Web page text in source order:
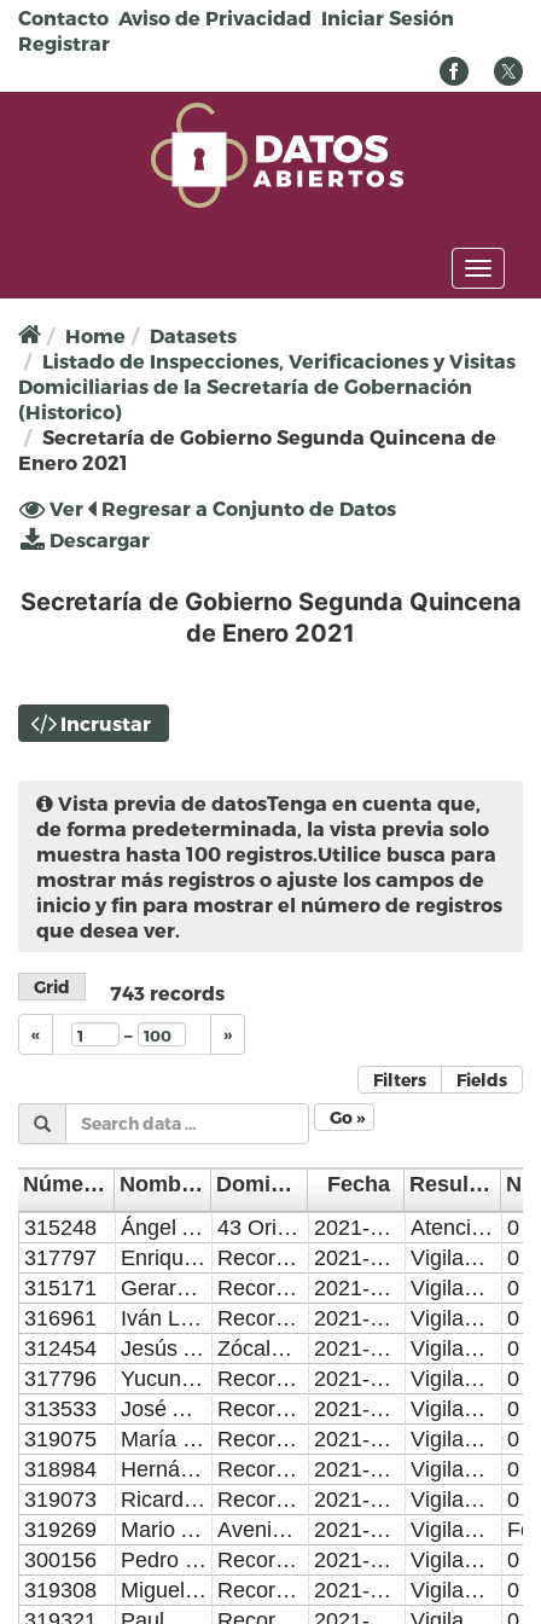
Pasar al contenido principal
Contacto Aviso de Privacidad Iniciar Sesión
Registrar
Toggle
Home
Datasets
Listado de Inspecciones, Verificaciones y Visitas
Domiciliarias de la Secretaría de Gobernación
(Historico)
Secretaría de Gobierno Segunda Quincena de
Enero 2021
Solapas principales
Ver (solapa
activa)
Regresar a Conjunto de Datos
Descargar
Secretaría de Gobierno Segunda Quincena
de Enero 2021
Incrustar
Vista previa de datosTenga en cuenta que,
de forma predeterminada, la vista previa solo
muestra hasta 100 registros.Utilice busca para
mostrar más registros o ajuste los campos de
inicio y fin para mostrar el número de registros
que desea ver.
Grid 743 records
« – »
Filters
Fields
Go »
Número de Control Nombre del Supervisor/Verificador Domicilio de la visita Fecha
Resultado de la Inspección, Verificación o Visita Domiciliaria
315248
Ángel Adán Baños Borja 43 Oriente y 19 Sur, Colonia Reserva Territorial Atlixcayotl; Calle 3 Norte entre Avenidas 2 y 4 Poniente, Colonia Centro; Privada 17 B Sur no. 4114 entre 41 y 43 Poniente, Colonia Reforma Agua Azul; 36 Poniente y 21 Sur, Colonia San Miguel Hueyotlipan; Calle Nicolás Bravo Oriente entre Avenida la Pedrera San Felipe Hueyotlipan; Calle 4 Sur y Boulevard Torres, Colonia Loma Bonita. 2021-01-16 Atención de Quejas: Citatorio y reporte de atención
0
317797
Enrique Filiberto Juárez Ángeles Recorrido en: Avenida 9 y 7 Poniente y Calle 16 de Septiembre; 5 y 7 Sur y Avenida 7 Poniente; 11 Sur-Norte, Avenida 7 y 10 Poniente 2021-01-16 Vigilamos y regulamos al comercio ambulante y evitando el crecimiento del mismo.
0
315171
Gerardo Alejandro Águila García Recorrido en: Avenida Reforma de calle 5 de Mayo a 11 Norte-Sur; Avenida 3 Poniente sobre calle 16 de Septiembre, Parque del Carmen 2021-01-16 Vigilamos y regulamos al comercio ambulante y evitando el crecimiento del mismo.
0
316961
Iván López Fernández Recorrido en: Avenida 9 y 7 Poniente y Calle 16 de Septiembre; 5 y 7 Sur y Avenida 7 Poniente; 11 Sur-Norte, Avenida 7 y 10 Poniente 2021-01-16 Vigilamos y regulamos al comercio ambulante y evitando el crecimiento del mismo.
0
312454
Jesús Alberto Reyes Esquivel Zócalo y Portales; 2 Sur de 3 a 5 Oriente, Palafox de 2 a 6 Sur, Callejón Lennon, La Compañía, Carolino, Callejón de Los Sapos; Reforma de 5 de Mayo a 11 Sur; Jardín del Carmen, 16 de Septiembre de la 17 oriente a 3 Oriente; 2 Norte de Palafox a 18 Oriente y laterales; 2 Oriente de Calle 5 de Mayo a 4 Norte, 4 Oriente de Calle 5 de Mayo a 4 Norte, 6 Oriente de Calle 5 de Mayo a 4 Norte; Entradas de: Clínica 1 (Calle 11 sur entre Av. 13 y 15 Poniente. Col. Centro) y Clínica 2 (Av. 7 y 9 Oriente sobre Blvd. Héroes del 5 de Mayo, Col. Centro); Mercado de Parían; Jardín de Analco y Puente de Ovando; De Reforma a 11 Poniente de 11 a 13 Sur. 2021-01-16 Vigilamos y regulamos al comercio ambulante y evitando el crecimiento del mismo.
0
317796
Yucundo Juárez Mota Recorrido en: Avenida 10 Poniente de 3 a 5 Norte; Avenida 6 Poniente de 3 a 5 Norte; Avenida 8 Poniente de 3 a 5 Norte 2021-01-16 Vigilamos y regulamos al comercio ambulante y evitando el crecimiento del mismo.
0
313533
José Arturo Juárez Rodríguez Recorrido en: Avenida 4 Poniente de Calle 7 Norte a 5 de Mayo; Avenida Reforma y Calle 5 de Mayo; Avenida Reforma de Calle 5 de Mayo a 3 Norte 2021-01-16 Vigilamos y regulamos al comercio ambulante y evitando el crecimiento del mismo.
0
319075
María de la Luz Campos Sánchez Recorrido en: Avenida 4 Poniente de Calle 7 Norte a 5 de Mayo; Avenida Reforma y Calle 5 de Mayo; Avenida Reforma de Calle 5 de Mayo a 3 Norte 2021-01-16 Vigilamos y regulamos al comercio ambulante y evitando el crecimiento del mismo.
0
318984
Hernán Peña Chavarría Recorrido en: Avenida 10 Poniente de 3 a 5 Norte; Avenida 6 Poniente de 3 a 5 Norte; Avenida 8 Poniente de 3 a 5 Norte 2021-01-16 Vigilamos y regulamos al comercio ambulante y evitando el crecimiento del mismo.
0
319073
Ricardo Ramírez Herrera Recorrido en: Primer cuadro del Centro Histórico; Corredor 5 de Mayo y Parque de San Luis 2021-01-16 Vigilamos y regulamos al comercio ambulante y evitando el crecimiento del mismo.
0
319269
Mario Alfredo Hernández Herrera Avenida Benito Juárez y Avenida Clavijero, Clavijero; Calle Camino a Clavijero y Calle Carril de los Álamos, colonia Gonzalo Bautista; Calle Camino a Clavijero y Calle Central, colonia Clavijero; Boulevard Puebla, y Avenida Xonacatepec, Bosques de San Sebastian; Calle Ferrocarril y 16 de Septiembre, colonia San Antonio Abad; Calle Hidalgo Norte y 5 de febrero, colonia San Felipe Hueyotlipan; Prolongación Reforma y 37 Norte, colonia Reforma Sur; Boulevard Atlixco y Juan Pablo II, colonia San Manuel; Boulevard 2 de Octubre Rio Nazas, Colonia San Manuel. 2021-01-16
Vigilamos y regulamos al comercio ambulante y evitando el crecimiento del mismo.
300156
Pedro Carranza Cortés Recorrido en: Avenida Reforma de Calle 7 Norte a 5 de Mayo; Avenida 3 Poniente y Calle 16 de Septiembre, Parque del Carmen 2021-01-16 Vigilamos y regulamos al comercio ambulante y evitando el crecimiento del mismo.
0
319308
Miguel Ángel Tapia Figueroa Recorrido en: Calle 16 de Septiembre; Portal Telcel; Avenida Reforma de 2 a 4 Norte 2021-01-16 Vigilamos y regulamos al comercio ambulante y evitando el crecimiento del mismo.
0